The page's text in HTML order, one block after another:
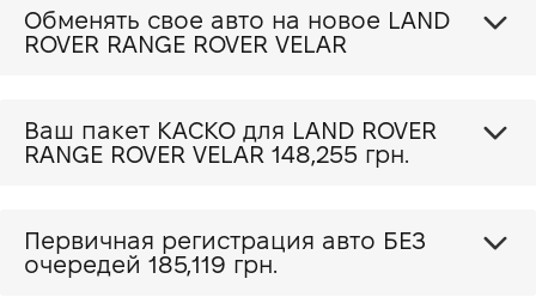
Прайс Range Rover Velar 3.0 P 400 S
Прайс Range Rover Velar 3.0 P 400 HSE
Обменять свое авто на новое LAND
ROVER RANGE ROVER VELAR
Ваш пакет КАСКО для LAND ROVER
RANGE ROVER VELAR 148,255 грн.
Первичная регистрация авто БЕЗ
очередей 185,119 грн.